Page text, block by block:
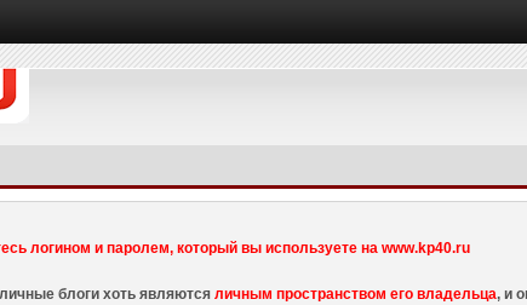
логином и паролем, который вы используете на www.kp40.ru
блоги хоть являютсяличным пространством его владельца, и